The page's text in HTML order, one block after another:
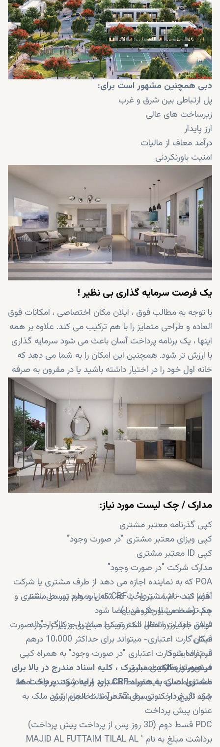
دبی همچنین مشهور است برای:
پل ارتباطی بین شرق و غرب
زیرساخت های عالی
ارز پایدار
درآمد معاف از مالیات
امنیت باورنکردنی
خوشبخت ترین مردم جهان
حقوق بالا
مشاغل سودآور
یک فرصت سرمایه گذاری بی نظیر !
با توجه به مطالب فوق ، ایلان مکان اختصاصی ، امکانات فوق
العاده و طراحی متمایز را با هم ترکیب می کند. علاوه بر همه
اینها ، یک برنامه پرداخت آسان باعث می شود سرمایه گذاری
با ارزش تر شود. همچنین این امکان را به شما می دهد که
خانه اول خود را در اختیار داشته باشید یا در مقرون به صرفه
ترین حالت، به یکی از پرسود ترین سرمایه گذاری ها قدم
بگذارید!
مدارک / چک لیست مورد نیاز:
کپی گذرنامه معتبر مشتری
کپی ویزای معتبر مشتری "در صورت وجود"
کپی ID معتبر مشتری
مدارک شرکت "در صورت وجود"
POA که به نماینده اجازه می دهد از طرف مشتری یا شرکت
امضا کند - اثبات پرداخت که شامل وموارد زیر می باشد:
چک (شخصی یا چک مدیر)
فیش جزئیات انتقال الکترونیکی مبلغ یا جزییات حواله
فیش کارت اعتباری- میتواند برای حداکثر 10،000 درهم
استفاده شود
فیش سپرده نقدی
"فرم ثبت نام مشتری" یا CRF که باید هم توسط مشتری و
هم توسط مشاور فروش امضا شود
توافق نامه رزرو امضا شده توسط مشتری و کارگزار "در صورت
امکان"
فرم رضایت کارت اعتباری "در صورت وجود" به همراه کپی
صفحه اول کارت اعتباری
نامه غرامت که باید توسط مشتری و صادر کننده چک امضا
شود اگر پرداخت توسط شخص ثالث انجام شود
در صورت مالکیت مشترک ، کلیه اسناد مندرج در بالا برای
مشتری اصلی به همراهCRFباید ارایه شود.پرداخت ها:
چک تاریخ دار کنونی برای 5٪ درآمد ناخالص ارزش ملک به
عنوان پیش پرداخت
PDC قسط دوم (30 روز پس از پرداخت پیش پرداخت)
برداشت مبلغ به نام 'MAJID AL FUTTAIM TILAL AL ​​